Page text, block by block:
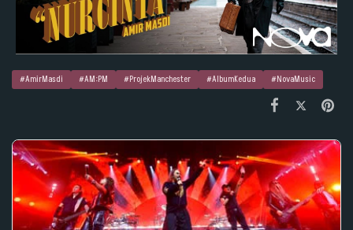
#AmirMasdi #AM:PM #ProjekManchester #AlbumKedua #NovaMusic